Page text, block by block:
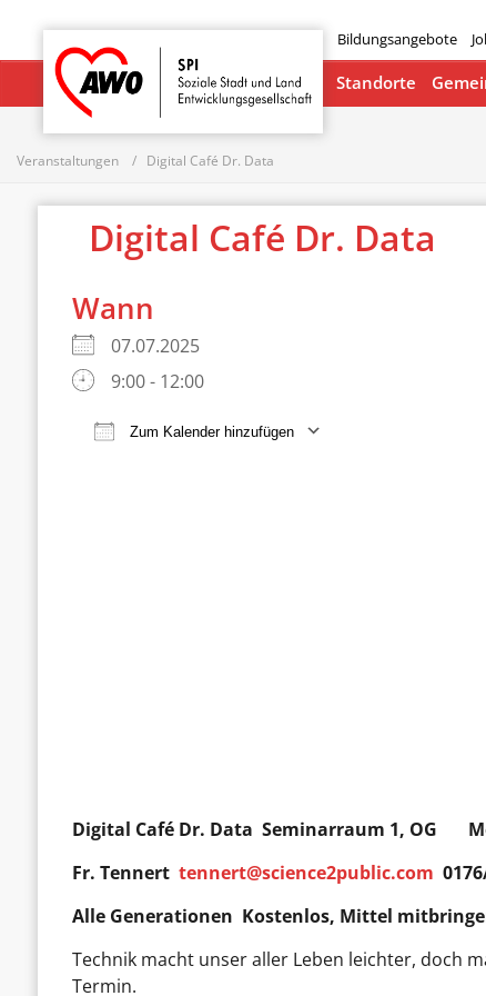
Bildungsangebote
Startseite
Standorte
Veranstaltungen Digital Café Dr. Data
Digital Café Dr. Data
Wann
07.07.2025
9:00 - 12:00
Zum Kalender hinzufügen
Digital Café Dr. Data Seminarraum 1, OG
Fr. Tennerttennert@science2public.com
Alle Generationen Kostenlos, Mittel
Technik macht unser aller Leben leichter, doch
Termin.